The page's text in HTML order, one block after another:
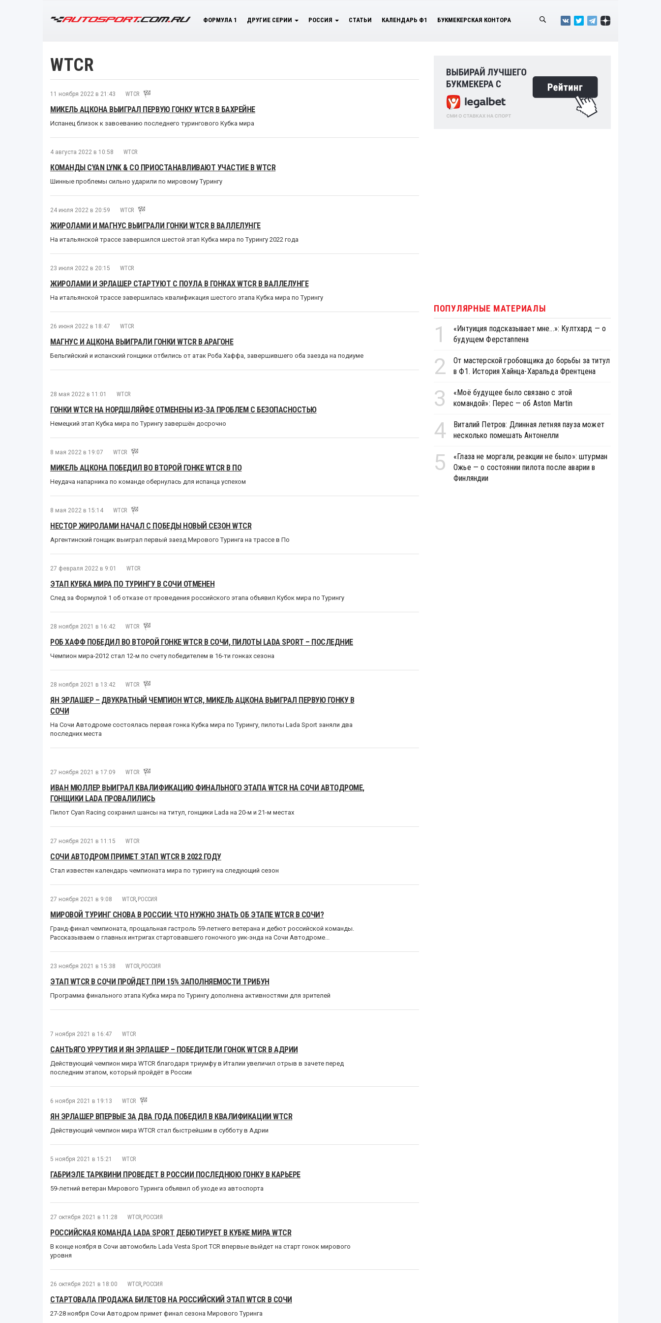
ФОРМУЛА 1 ДРУГИЕ СЕРИИ РОССИЯ СТАТЬИ КАЛЕНДАРЬ Ф1 БУКМЕКЕРСКАЯ КОНТОРА
WTCR
11 ноября 2022 в 21:43 WTCR
МИКЕЛЬ АЦКОНА ВЫИГРАЛ ПЕРВУЮ ГОНКУ WTCR В БАХРЕЙНЕ
Испанец близок к завоеванию последнего турингового Кубка мира
4 августа 2022 в 10:58 WTCR
КОМАНДЫ CYAN LYNK & CO ПРИОСТАНАВЛИВАЮТ УЧАСТИЕ В WTCR
Шинные проблемы сильно ударили по мировому Турингу
24 июля 2022 в 20:59 WTCR
ЖИРОЛАМИ И МАГНУС ВЫИГРАЛИ ГОНКИ WTCR В ВАЛЛЕЛУНГЕ
На итальянской трассе завершился шестой этап Кубка мира по Турингу 2022 года
23 июля 2022 в 20:15 WTCR
ЖИРОЛАМИ И ЭРЛАШЕР СТАРТУЮТ С ПОУЛА В ГОНКАХ WTCR В ВАЛЛЕЛУНГЕ
На итальянской трассе завершилась квалификация шестого этапа Кубка мира по Турингу
26 июня 2022 в 18:47 WTCR
МАГНУС И АЦКОНА ВЫИГРАЛИ ГОНКИ WTCR В АРАГОНЕ
Бельгийский и испанский гонщики отбились от атак Роба Хаффа, завершившего оба заезда на подиуме
28 мая 2022 в 11:01 WTCR
ГОНКИ WTCR НА НОРДШЛЯЙФЕ ОТМЕНЕНЫ ИЗ-ЗА ПРОБЛЕМ С БЕЗОПАСНОСТЬЮ
Немецкий этап Кубка мира по Турингу завершён досрочно
8 мая 2022 в 19:07 WTCR
МИКЕЛЬ АЦКОНА ПОБЕДИЛ ВО ВТОРОЙ ГОНКЕ WTCR В ПО
Неудача напарника по команде обернулась для испанца успехом
8 мая 2022 в 15:14 WTCR
НЕСТОР ЖИРОЛАМИ НАЧАЛ С ПОБЕДЫ НОВЫЙ СЕЗОН WTCR
Аргентинский гонщик выиграл первый заезд Мирового Туринга на трассе в По
27 февраля 2022 в 9:01 WTCR
ЭТАП КУБКА МИРА ПО ТУРИНГУ В СОЧИ ОТМЕНЕН
След за Формулой 1 об отказе от проведения российского этапа объявил Кубок мира по Турингу
28 ноября 2021 в 16:42 WTCR
РОБ ХАФФ ПОБЕДИЛ ВО ВТОРОЙ ГОНКЕ WTCR В СОЧИ, ПИЛОТЫ LADA SPORT – ПОСЛЕДНИЕ
Чемпион мира-2012 стал 12-м по счету победителем в 16-ти гонках сезона
28 ноября 2021 в 13:42 WTCR
ЯН ЭРЛАШЕР – ДВУКРАТНЫЙ ЧЕМПИОН WTCR, МИКЕЛЬ АЦКОНА ВЫИГРАЛ ПЕРВУЮ ГОНКУ В
СОЧИ
На Сочи Автодроме состоялась первая гонка Кубка мира по Турингу, пилоты Lada Sport заняли два
последних места
27 ноября 2021 в 17:09 WTCR
ИВАН МЮЛЛЕР ВЫИГРАЛ КВАЛИФИКАЦИЮ ФИНАЛЬНОГО ЭТАПА WTCR НА СОЧИ АВТОДРОМЕ,
ГОНЩИКИ LADA ПРОВАЛИЛИСЬ
Пилот Cyan Racing сохранил шансы на титул, гонщики Lada на 20-м и 21-м местах
27 ноября 2021 в 11:15 WTCR
СОЧИ АВТОДРОМ ПРИМЕТ ЭТАП WTCR В 2022 ГОДУ
Стал известен календарь чемпионата мира по турингу на следующий сезон
27 ноября 2021 в 9:08 WTCR, РОССИЯ
МИРОВОЙ ТУРИНГ СНОВА В РОССИИ: ЧТО НУЖНО ЗНАТЬ ОБ ЭТАПЕ WTCR В СОЧИ?
Гранд-финал чемпионата, прощальная гастроль 59-летнего ветерана и дебют российской команды.
Рассказываем о главных интригах стартовавшего гоночного уик-энда на Сочи Автодроме...
23 ноября 2021 в 15:38 WTCR, РОССИЯ
ЭТАП WTCR В СОЧИ ПРОЙДЕТ ПРИ 15% ЗАПОЛНЯЕМОСТИ ТРИБУН
Программа финального этапа Кубка мира по Турингу дополнена активностями для зрителей
7 ноября 2021 в 16:47 WTCR
САНТЬЯГО УРРУТИЯ И ЯН ЭРЛАШЕР – ПОБЕДИТЕЛИ ГОНОК WTCR В АДРИИ
Действующий чемпион мира WTCR благодаря триумфу в Италии увеличил отрыв в зачете перед
последним этапом, который пройдёт в России
6 ноября 2021 в 19:13 WTCR
ЯН ЭРЛАШЕР ВПЕРВЫЕ ЗА ДВА ГОДА ПОБЕДИЛ В КВАЛИФИКАЦИИ WTCR
Действующий чемпион мира WTCR стал быстрейшим в субботу в Адрии
5 ноября 2021 в 15:21 WTCR
ГАБРИЭЛЕ ТАРКВИНИ ПРОВЕДЕТ В РОССИИ ПОСЛЕДНЮЮ ГОНКУ В КАРЬЕРЕ
59-летний ветеран Мирового Туринга объявил об уходе из автоспорта
27 октября 2021 в 11:28 WTCR, РОССИЯ
РОССИЙСКАЯ КОМАНДА LADA SPORT ДЕБЮТИРУЕТ В КУБКЕ МИРА WTCR
В конце ноября в Сочи автомобиль Lada Vesta Sport TCR впервые выйдет на старт гонок мирового
уровня
26 октября 2021 в 18:00 WTCR, РОССИЯ
СТАРТОВАЛА ПРОДАЖА БИЛЕТОВ НА РОССИЙСКИЙ ЭТАП WTCR В СОЧИ
27-28 ноября Сочи Автодром примет финал сезона Мирового Туринга
ПОПУЛЯРНЫЕ МАТЕРИАЛЫ
1
«Интуиция подсказывает мне...»: Култхард — о
будущем Ферстаппена
2
От мастерской гробовщика до борьбы за титул
в Ф1. История Хайнца-Харальда Френтцена
3
«Моё будущее было связано с этой
командой»: Перес — об Aston Martin
4
Виталий Петров: Длинная летняя пауза может
несколько помешать Антонелли
5
«Глаза не моргали, реакции не было»: штурман
Ожье — о состоянии пилота после аварии в
Финляндии